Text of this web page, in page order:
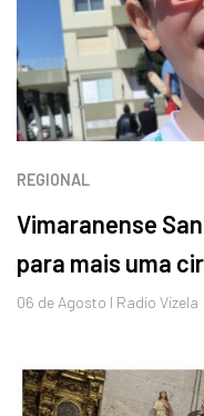
REGIONAL
Vimaranense
para mais uma
06 de Agosto I Radio Vizela